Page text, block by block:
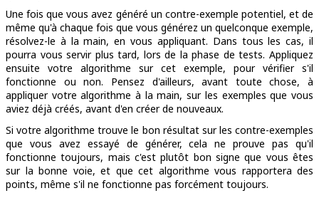
Une fois que vous avez généré un contre-exemple potentiel, et de
même qu'à chaque fois que vous générez un quelconque exemple,
résolvez-le à la main, en vous appliquant. Dans tous les cas, il
pourra vous servir plus tard, lors de la phase de tests. Appliquez
ensuite votre algorithme sur cet exemple, pour vérifier s'il
fonctionne ou non. Pensez d'ailleurs, avant toute chose, à
appliquer votre algorithme à la main, sur les exemples que vous
aviez déjà créés, avant d'en créer de nouveaux.
Si votre algorithme trouve le bon résultat sur les contre-exemples
que vous avez essayé de générer, cela ne prouve pas qu'il
fonctionne toujours, mais c'est plutôt bon signe que vous êtes
sur la bonne voie, et que cet algorithme vous rapportera des
points, même s'il ne fonctionne pas forcément toujours.